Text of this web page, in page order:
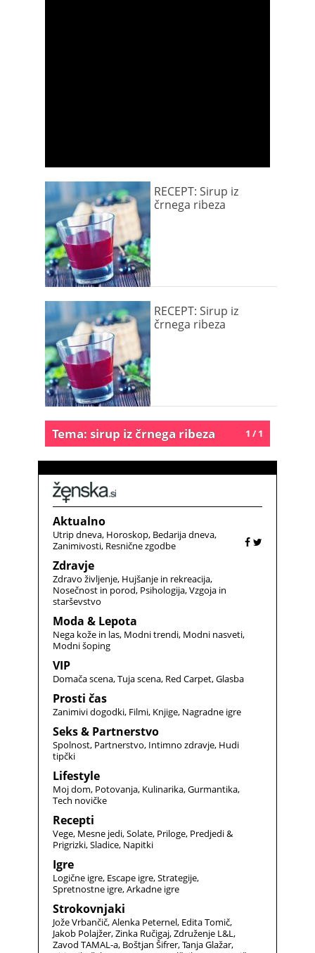
RECEPT: Sirup iz
črnega ribeza
RECEPT: Sirup iz
črnega ribeza
1 / 1
Tema: sirup iz črnega ribeza
Aktualno
Utrip dneva Horoskop Bedarija dneva
Zanimivosti Resnične zgodbe
Zdravje
Zdravo življenje Hujšanje in rekreacija
Nosečnost in porod Psihologija Vzgoja in
starševstvo
Moda & Lepota
Nega kože in las Modni trendi Modni nasveti
Modni šoping
VIP
Domača scena Tuja scena Red Carpet Glasba
Prosti čas
Zanimivi dogodki Filmi Knjige Nagradne igre
Seks & Partnerstvo
Spolnost Partnerstvo Intimno zdravje Hudi
tipčki
Lifestyle
Moj dom Potovanja Kulinarika Gurmantika
Tech novičke
Recepti
Vege Mesne jedi Solate Priloge Predjedi &
Prigrizki Sladice Napitki
Igre
Logične igre Escape igre Strategije
Spretnostne igre Arkadne igre
Strokovnjaki
Jože Vrbančič Alenka Peternel Edita Tomič
Jakob Polajžer Zinka Ručigaj Združenje L&L
Zavod TAMAL-a Boštjan Šifrer Tanja Glažar